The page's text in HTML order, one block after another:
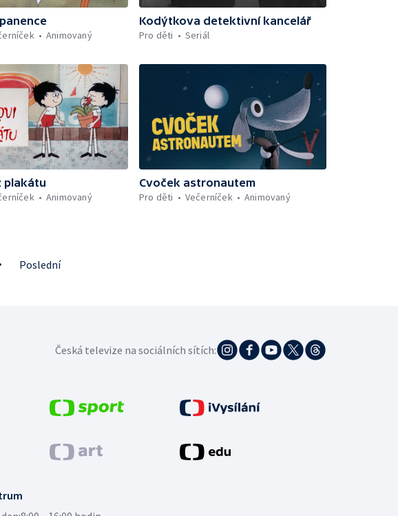
Animovaný
Kodýtkova detektivní kancelář
Pro děti
Seriál
plakátu
Animovaný
Cvoček astronautem
Pro děti
Večerníček Animovaný
Poslední
Česká televize na sociálních sítích: